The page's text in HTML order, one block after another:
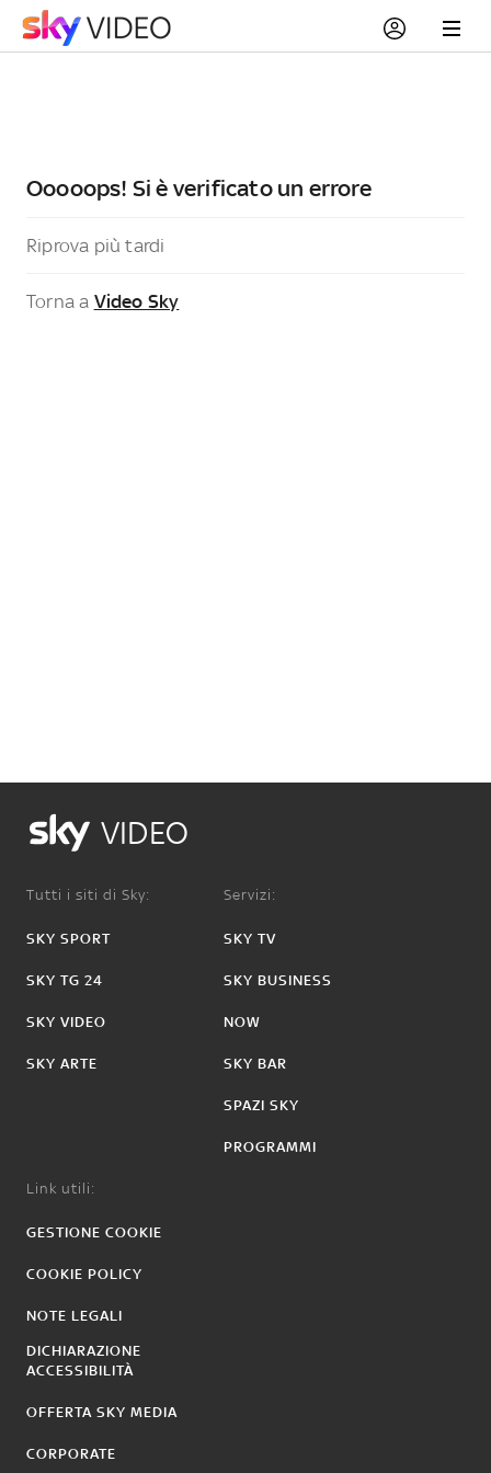
Ooooops! Si è verificato un errore
Riprova più tardi
Torna a Video Sky
VIDEO
Tutti i siti di Sky:
SKY SPORT
SKY TG 24
SKY VIDEO
SKY ARTE
Servizi:
SKY TV
SKY BUSINESS
NOW
SKY BAR
SPAZI SKY
PROGRAMMI
Link utili:
GESTIONE COOKIE
COOKIE POLICY
NOTE LEGALI
DICHIARAZIONE
ACCESSIBILITÀ
OFFERTA SKY MEDIA
CORPORATE